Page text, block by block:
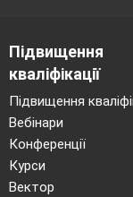
Підвищення
кваліфікації
Підвищення
Вебінари
Конференції
Курси
Вектор